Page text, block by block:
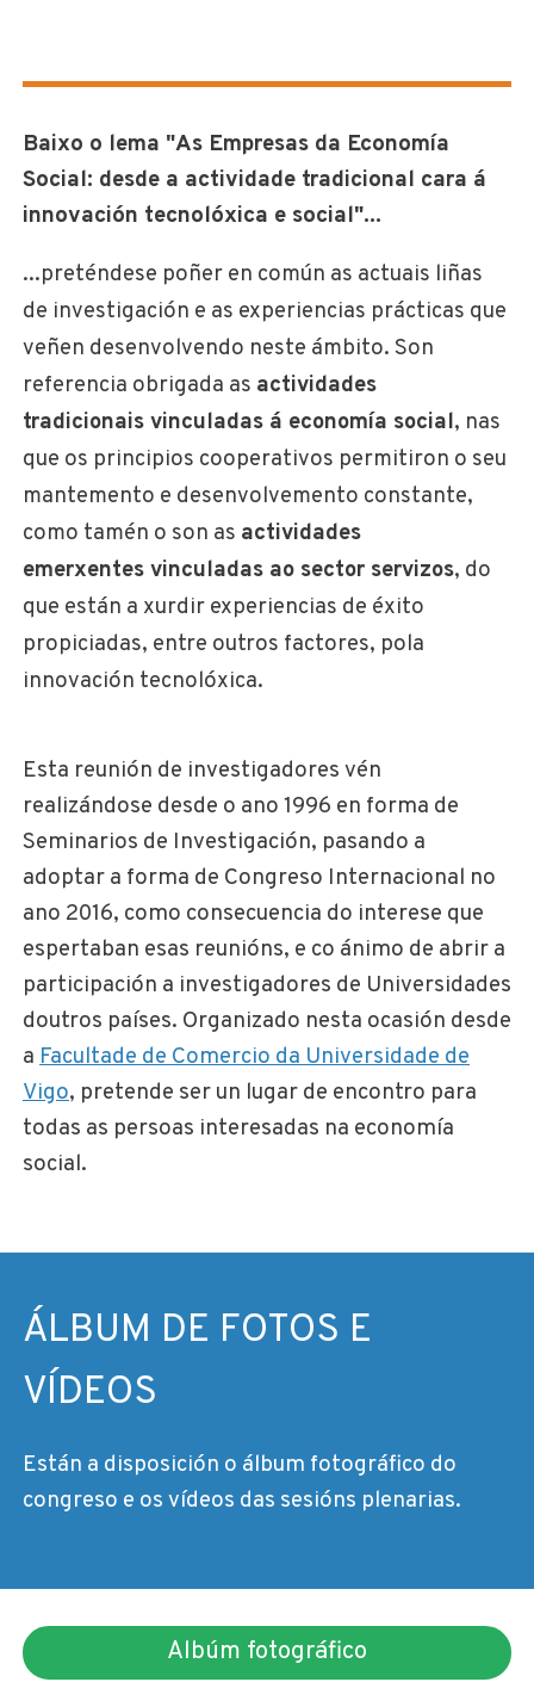
Baixo o lema "As Empresas da Economía
Social: desde a actividade tradicional cara á
innovación tecnolóxica e social"...
...preténdese poñer en común as actuais liñas
de investigación e as experiencias prácticas que
veñen desenvolvendo neste ámbito. Son
referencia obrigada as actividades
tradicionais vinculadas á economía social, nas
que os principios cooperativos permitiron o seu
mantemento e desenvolvemento constante,
como tamén o son as actividades
emerxentes vinculadas ao sector servizos, do
que están a xurdir experiencias de éxito
propiciadas, entre outros factores, pola
innovación tecnolóxica.
Esta reunión de investigadores vén
realizándose desde o ano 1996 en forma de
Seminarios de Investigación, pasando a
adoptar a forma de Congreso Internacional no
ano 2016, como consecuencia do interese que
espertaban esas reunións, e co ánimo de abrir a
participación a investigadores de Universidades
doutros países. Organizado nesta ocasión desde
a Facultade de Comercio da Universidade de
Vigo, pretende ser un lugar de encontro para
todas as persoas interesadas na economía
social.
ÁLBUM DE FOTOS E
VÍDEOS
Están a disposición o álbum fotográfico do
congreso e os vídeos das sesións plenarias.
Albúm fotográfico